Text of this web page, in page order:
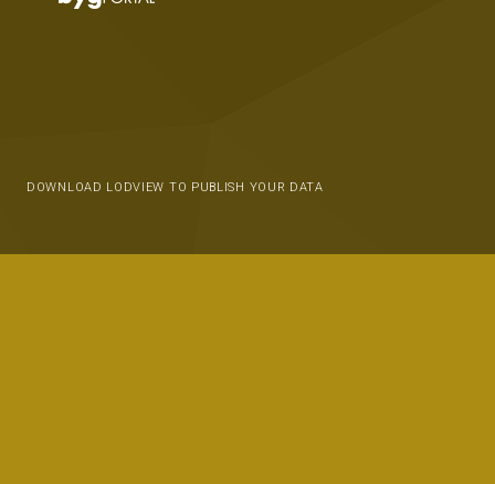
DOWNLOAD LODVIEW TO PUBLISH YOUR DATA